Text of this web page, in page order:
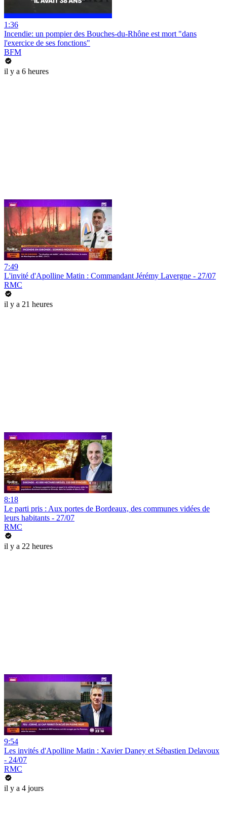
1:36
Incendie: un pompier des Bouches-du-Rhône est mort "dans
l'exercice de ses fonctions"
BFM
il y a 6 heures
7:49
L'invité d'Apolline Matin : Commandant Jérémy Lavergne - 27/07
RMC
il y a 21 heures
8:18
Le parti pris : Aux portes de Bordeaux, des communes vidées de
leurs habitants - 27/07
RMC
il y a 22 heures
9:54
Les invités d'Apolline Matin : Xavier Daney et Sébastien Delavoux
- 24/07
RMC
il y a 4 jours